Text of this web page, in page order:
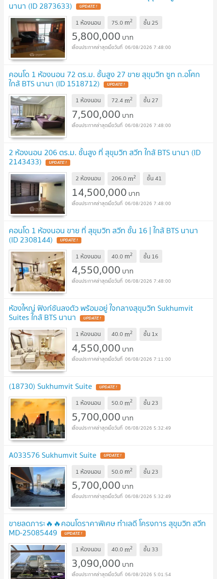
นานา (ID 2873633) UPDATE !
1 ห้องนอน 75.0 m2 ชั้น25
5,800,000 บาท
06/08/2026 7:48:00
คอนโด 1 ห้องนอน 72 ตร.ม. ชั้นสูง 27 ขาย สุขุมวิท ซูท ถ.อโศก
ใกล้ BTS นานา (ID 1518712) UPDATE !
1 ห้องนอน 72.4 m2 ชั้น27
7,500,000 บาท
06/08/2026 7:48:00
2 ห้องนอน 206 ตร.ม. ชั้นสูง ที่ สุขุมวิท สวีท ใกล้ BTS นานา (ID
2143433) UPDATE !
2 ห้องนอน 206.0 m2 ชั้น41
14,500,000 บาท
06/08/2026 7:48:00
คอนโด 1 ห้องนอน ขาย ที่ สุขุมวิท สวีท ชั้น 16 | ใกล้ BTS นานา
(ID 2308144) UPDATE !
1 ห้องนอน 40.0 m2 ชั้น 16
4,550,000 บาท
06/08/2026 7:48:00
ห้องใหญ่ ฟังก์ชันลงตัว พร้อมอยู่ ใจกลางสุขุมวิท Sukhumvit
Suites ใกล้ BTS นานา UPDATE !
1 ห้องนอน 40.0 m2 ชั้น 1x
4,550,000 บาท
06/08/2026 7:11:00
(18730) Sukhumvit Suite UPDATE !
1 ห้องนอน 50.0 m2 ชั้น23
5,700,000 บาท
06/08/2026 5:32:49
A033576 Sukhumvit Suite UPDATE !
1 ห้องนอน 50.0 m2 ชั้น23
5,700,000 บาท
06/08/2026 5:32:49
ขายลดภาระ🔥🔥คอนโดราคาพิเศษ ทำเลดี โครงการ สุขุมวิท สวีท
MD-25085449 UPDATE !
1 ห้องนอน 40.0 m2 ชั้น 33
3,090,000 บาท
06/08/2026 5:01:54